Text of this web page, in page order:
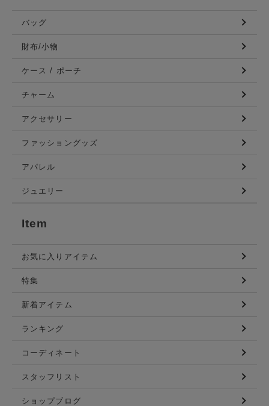
バッグ
財布/小物
ケース / ポーチ
チャーム
アクセサリー
ファッショングッズ
アパレル
ジュエリー
Item
お気に入りアイテム
特集
新着アイテム
ランキング
コーディネート
スタッフリスト
ショップブログ